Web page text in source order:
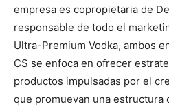
empresa es copropietaria de
responsable de todo el
Ultra-Premium Vodka, ambos
CS se enfoca en ofrecer
productos impulsadas por el
que promuevan una estructura